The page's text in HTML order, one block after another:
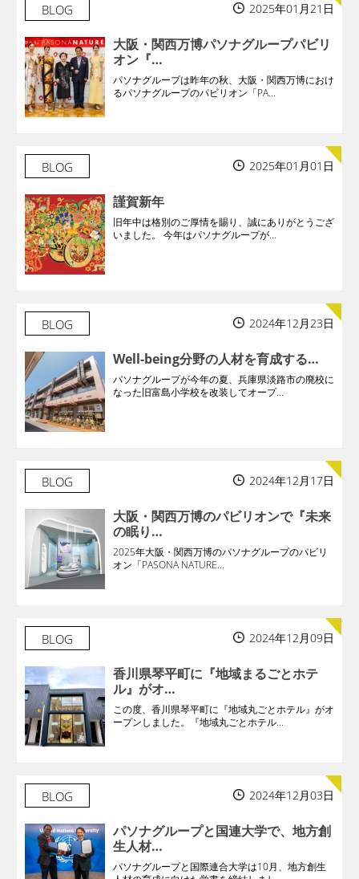
BLOG 2025年01月21日
大阪・関西万博パソナグループパビリ
オン『…
パソナグループは昨年の秋、大阪・関西万博におけ
るパソナグループのパビリオン「PA...
BLOG 2025年01月01日
謹賀新年
旧年中は格別のご厚情を賜り、誠にありがとうござ
いました。 今年はパソナグループが...
BLOG 2024年12月23日
Well-being分野の人材を育成する…
パソナグループが今年の夏、兵庫県淡路市の廃校に
なった旧富島小学校を改装してオープ...
BLOG 2024年12月17日
大阪・関西万博のパビリオンで『未来
の眠り…
2025年大阪・関西万博のパソナグループのパビリ
オン「PASONA NATURE...
BLOG 2024年12月09日
香川県琴平町に『地域まるごとホテ
ル』がオ…
この度、香川県琴平町に『地域丸ごとホテル』がオ
ープンしました。『地域丸ごとホテル...
BLOG 2024年12月03日
パソナグループと国連大学で、地方創
生人材…
パソナグループと国際連合大学は10月、地方創生